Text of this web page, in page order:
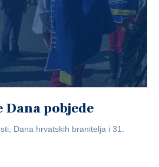
Dana pobjede
Dana hrvatskih branitelja i 31.